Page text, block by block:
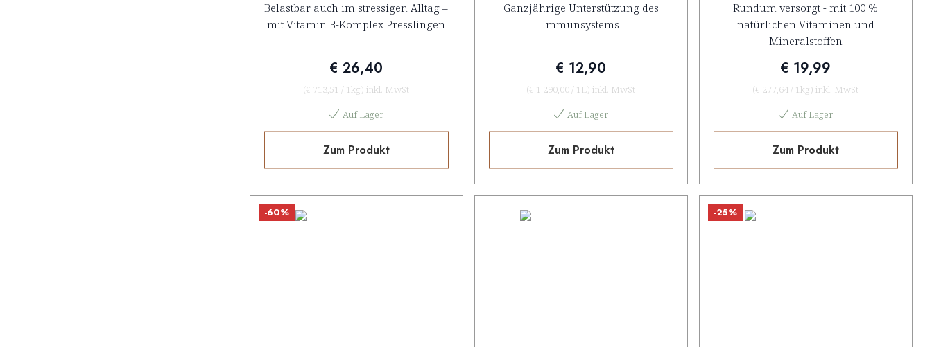
Belastbar auch im stressigen Alltag –
mit Vitamin B-Komplex Presslingen
€ 26,40
(€ 713,51 / 1kg) inkl. MwSt
Auf Lager
Zum Produkt
Ganzjährige Unterstützung des
Immunsystems
€ 12,90
(€ 1.290,00 / 1L) inkl. MwSt
Auf Lager
Zum Produkt
Rundum versorgt - mit 100 %
natürlichen Vitaminen und
Mineralstoffen
€ 19,99
(€ 277,64 / 1kg) inkl. MwSt
Auf Lager
Zum Produkt
-60% -25%